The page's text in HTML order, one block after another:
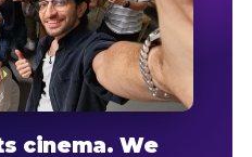
cinema. We